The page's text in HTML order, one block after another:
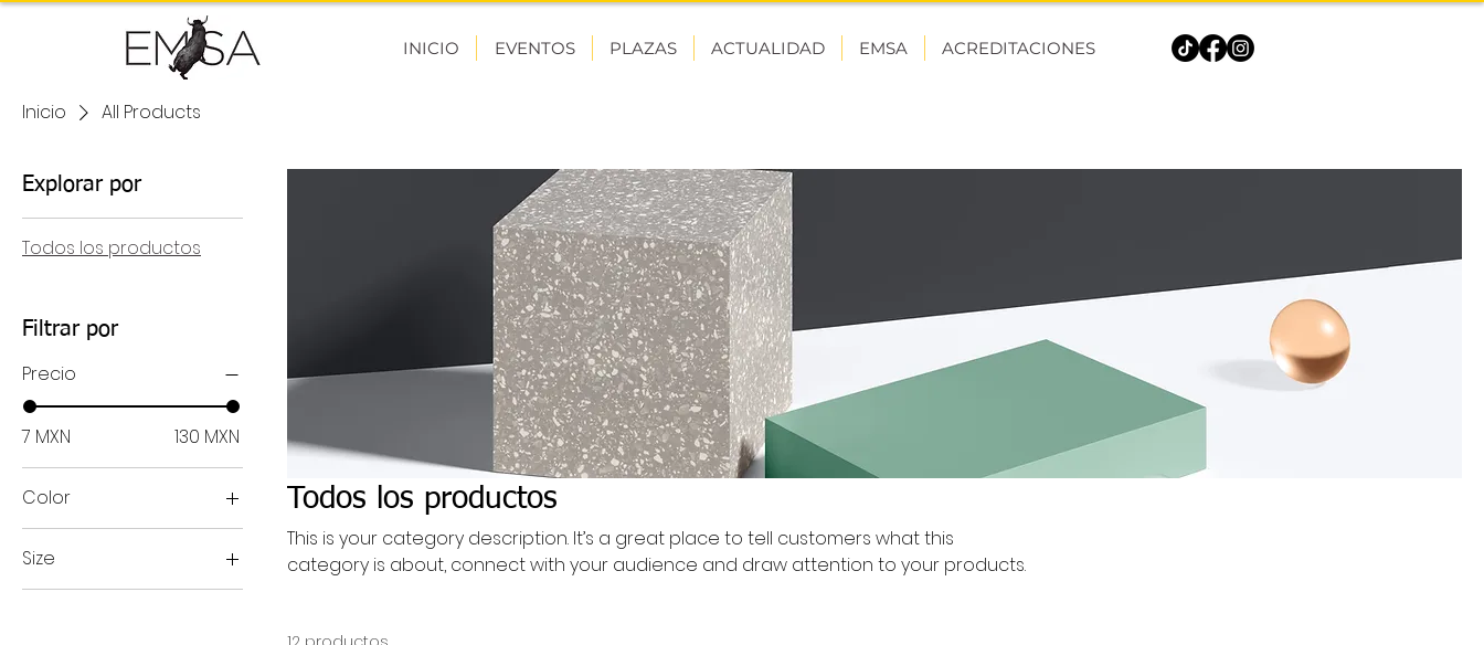
INICIO EVENTOS PLAZAS ACTUALIDAD EMSA ACREDITACIONES
Inicio All Products
Explorar por
Todos los productos
Filtrar por
Precio
7 MXN 130 MXN
Color
Size
250 ml
Todos los productos
This is your category description. It’s a great place to tell customers what this
category is about, connect with your audience and draw attention to your products.